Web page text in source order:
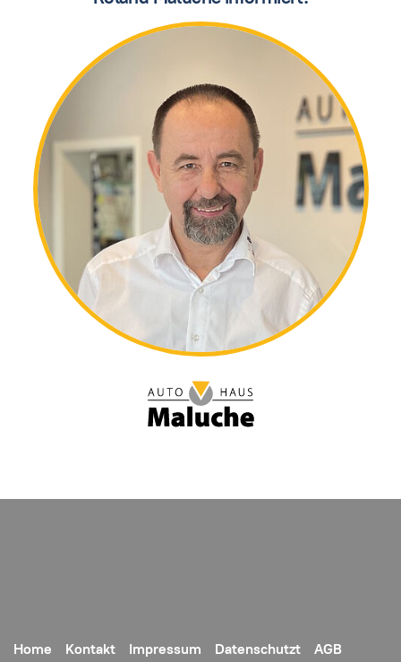
Home Kontakt Impressum Datenschutzt AGB